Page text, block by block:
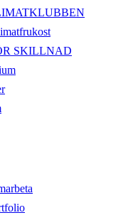
SKILLNAD